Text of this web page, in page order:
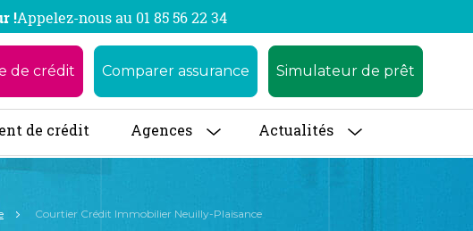
!Appelez-nous au 01 85 56 22 34
de crédit Comparer assurance Simulateur de prêt
de crédit Agences Actualités
Courtier Crédit Immobilier Neuilly-Plaisance